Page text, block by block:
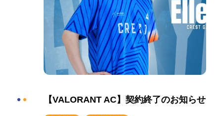
【VALORANT AC】契約終了のお知らせ